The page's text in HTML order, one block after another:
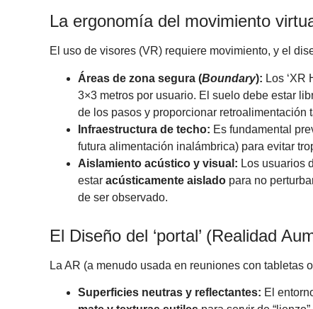
La ergonomía del movimiento
El uso de visores (VR) requiere movimiento, y el
Áreas de zona segura (Boundary): Los ‘XR
3×3 metros por usuario. El suelo debe estar
de los pasos y proporcionar retroalimentación
Infraestructura de techo: Es fundamental
futura alimentación inalámbrica) para evitar
Aislamiento acústico y visual: Los usuarios
estar acústicamente aislado para no
de ser observado.
El Diseño del ‘portal’ (Realidad
La AR (a menudo usada en reuniones con
Superficies neutras y reflectantes: El